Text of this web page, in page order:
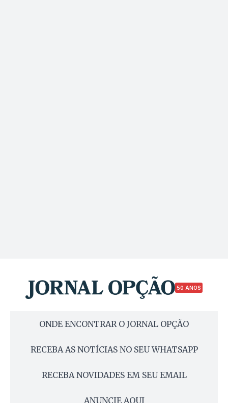
50 ANOS
ONDE ENCONTRAR O JORNAL OPÇÃO
RECEBA AS NOTÍCIAS NO SEU WHATSAPP
RECEBA NOVIDADES EM SEU EMAIL
ANUNCIE AQUI